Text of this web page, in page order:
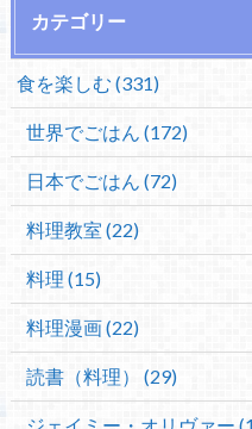
カテゴリー
食を楽しむ (331)
世界でごはん (172)
日本でごはん (72)
料理教室 (22)
料理 (15)
料理漫画 (22)
読書（料理） (29)
ジェイミー・オリヴァー